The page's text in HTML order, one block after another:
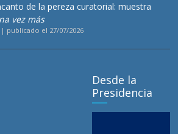
de la pereza curatorial: muestra
vez más
| publicado el 27/07/2026
Desde la
Presidencia